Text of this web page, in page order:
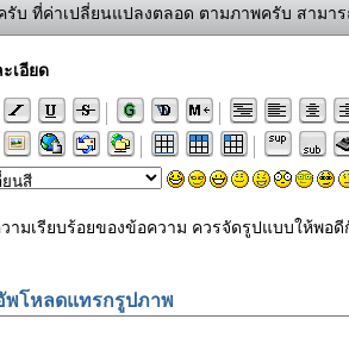
รับ ที่ค่าเปลี่ยนแปลงตลอด ตามภาพครับ สามา
เอียด
วามเรียบร้อยของข้อความ ควรจัดรูปแบบให้พ
พโหลดแทรกรูปภาพ